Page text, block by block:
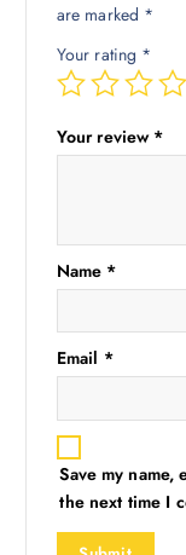
are marked *
Your rating *
Your review *
Name *
Email *
Save my
the next time I